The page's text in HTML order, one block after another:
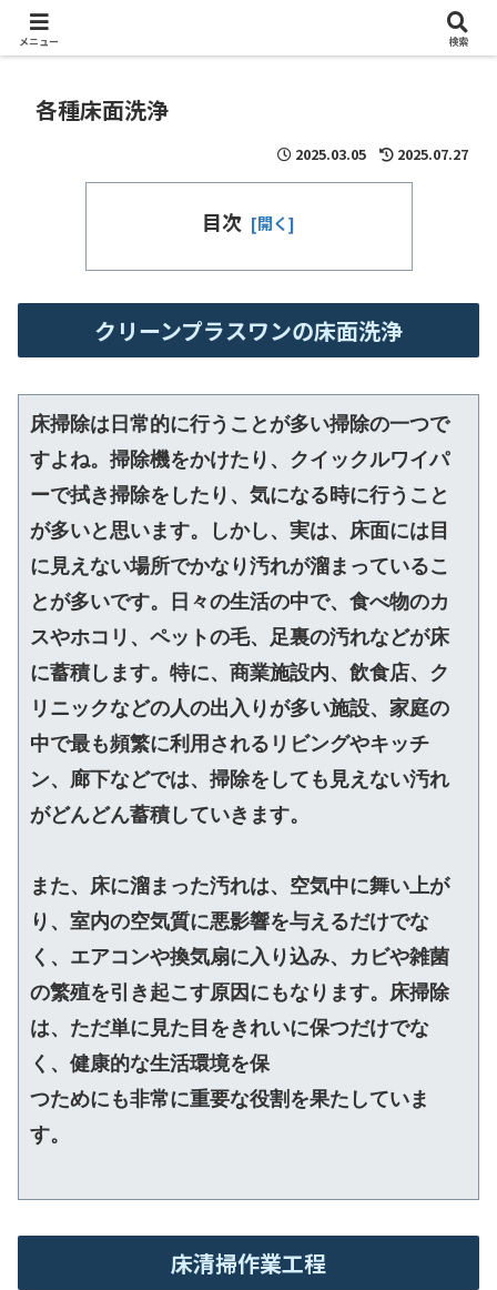
各種床面洗浄
2025.03.05 2025.07.27
目次
クリーンプラスワンの床面洗浄
床掃除は日常的に行うことが多い掃除の一つで
すよね。掃除機をかけたり、クイックルワイパ
ーで拭き掃除をしたり、気になる時に行うこと
が多いと思います。しかし、実は、床面には目
に見えない場所でかなり汚れが溜まっているこ
とが多いです。日々の生活の中で、食べ物のカ
スやホコリ、ペットの毛、足裏の汚れなどが床
に蓄積します。特に、商業施設内、飲食店、ク
リニックなどの人の出入りが多い施設、家庭の
中で最も頻繁に利用されるリビングやキッチ
ン、廊下などでは、掃除をしても見えない汚れ
がどんどん蓄積していきます。
また、床に溜まった汚れは、空気中に舞い上が
り、室内の空気質に悪影響を与えるだけでな
く、エアコンや換気扇に入り込み、カビや雑菌
の繁殖を引き起こす原因にもなります。床掃除
は、ただ単に見た目をきれいに保つだけでな
く、健康的な生活環境を保
つためにも非常に重要な役割を果たしていま
す。
床清掃作業工程
メニュー 検索